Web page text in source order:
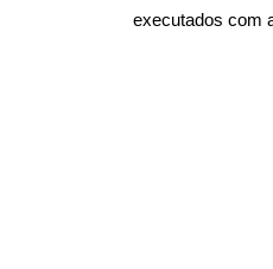
executados com